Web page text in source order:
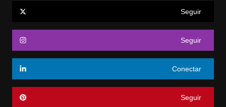
Seguir
Seguir
Conectar
Seguir